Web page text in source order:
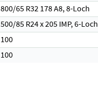
800/65 R32 178 A8, 8-Loch
500/85 R24 x 205 IMP, 6-Loch
100
100